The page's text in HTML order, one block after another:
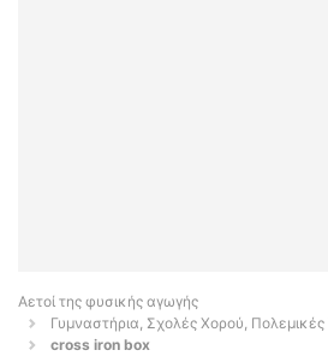
Αετοί της φυσικής αγωγής
Γυμναστήρια, Σχολές Χορού,
cross iron box